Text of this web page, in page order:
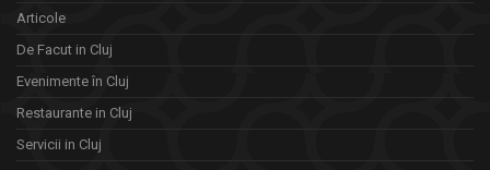
Articole
De Facut in Cluj
Evenimente în Cluj
Restaurante in Cluj
Servicii in Cluj